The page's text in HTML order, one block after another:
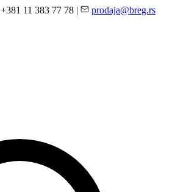
+381 11 383 77 78 | prodaja@breg.rs